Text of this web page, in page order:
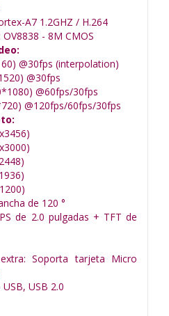
A7 1.2GHZ / H.264
- 8M CMOS
@30fps (interpolation)
@30fps
@60fps/30fps
@120fps/60fps/30fps
de 120 °
de 2.0 pulgadas + TFT de
Soporta tarjeta Micro
USB 2.0